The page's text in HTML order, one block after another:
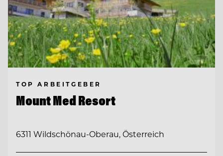
TOP ARBEITGEBER
Mount Med Resort
6311 Wildschönau-Oberau, Österreich